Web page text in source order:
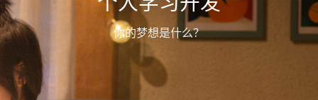
你的梦想是什么？